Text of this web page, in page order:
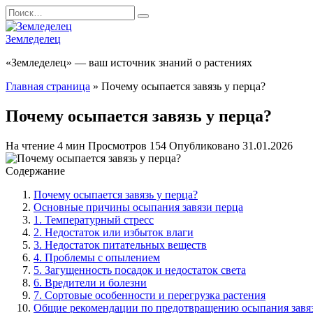
Перейти
к
содержанию
Search
for:
Земледелец
«Земледелец» — ваш источник знаний о растениях
Главная страница » Почему осыпается завязь у перца?
Почему осыпается завязь у перца?
На чтение 4 мин Просмотров 154 Опубликовано 31.01.2026
Содержание
Почему осыпается завязь у перца?
Основные причины осыпания завязи перца
1. Температурный стресс
2. Недостаток или избыток влаги
3. Недостаток питательных веществ
4. Проблемы с опылением
5. Загущенность посадок и недостаток света
6. Вредители и болезни
7. Сортовые особенности и перегрузка растения
Общие рекомендации по предотвращению осыпания